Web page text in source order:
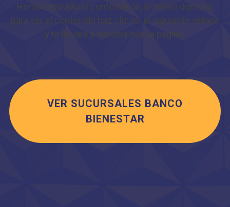
Hemos movido el contenido a un nuevo dominio,
para ver el contenido haz clic en el siguiente enlace
y te llevará a nuestra nueva página.
VER SUCURSALES BANCO
BIENESTAR